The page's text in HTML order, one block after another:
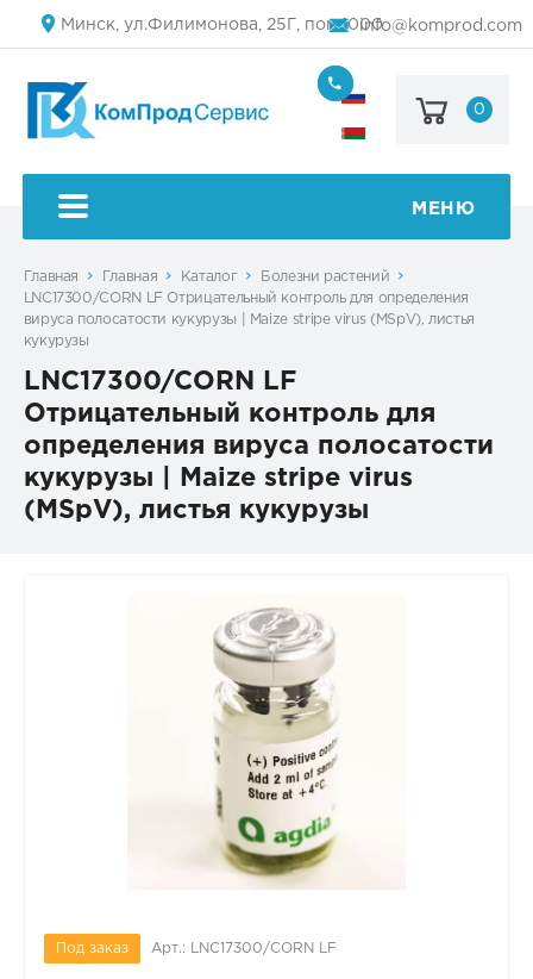
Минск, ул.Филимонова, 25Г, пом.1000info@komprod.com
(499)
444-
50
0
МЕНЮ
Главная Главная Каталог
Болезни растений
LNC17300/CORN LF Отрицательный контроль для определения
вируса полосатости кукурузы | Maize stripe virus (MSpV), листья
кукурузы
LNC17300/CORN LF
Отрицательный контроль для
определения вируса полосатости
кукурузы | Maize stripe virus
(MSpV), листья кукурузы
Под заказ Арт.: LNC17300/CORN LF